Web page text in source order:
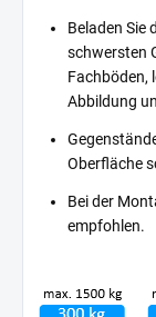
Beladen Sie
schwersten
Fachböden,
Abbildung
Oberfläche
Bei der
empfohlen.